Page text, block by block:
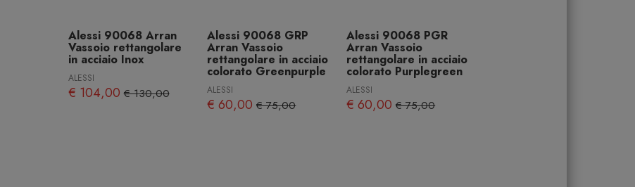
Alessi 90068 Arran
Vassoio rettangolare
in acciaio Inox
ALESSI
€ 104,00€ 130,00
Alessi 90068 GRP
Arran Vassoio
rettangolare in acciaio
colorato Greenpurple
ALESSI
€ 60,00€ 75,00
Alessi 90068 PGR
Arran Vassoio
rettangolare in acciaio
colorato Purplegreen
ALESSI
€ 60,00€ 75,00